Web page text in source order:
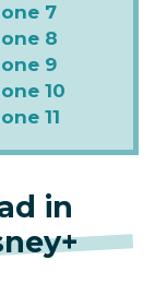
7
8
9
10
11
in